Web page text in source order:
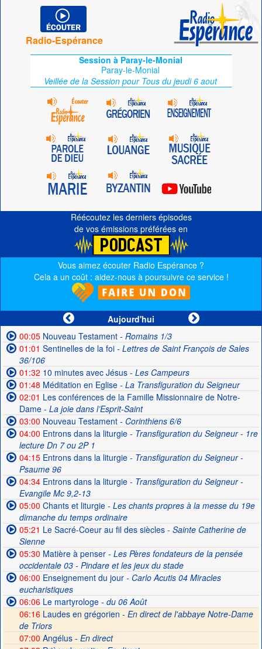
Radio-Espérance
Session à Paray-le-Monial
Paray-le-Monial
Veillée de la Session pour Tous du jeudi 6 aout
Réécoutez les derniers épisodes
de vos émissions préférées en
Vous aimez écouter Radio Espérance ?
Cela a un coût : aidez-nous à poursuivre ce service !
Aujourd'hui
00:05Nouveau Testament- Romains 1/3
01:01 Sentinelles de la foi- Lettres de Saint François de Sales
36/106
01:32 10 minutes avec Jésus- Les Campeurs
01:48 Méditation en Eglise- La Transfiguration du Seigneur
02:01 Les conférences de la Famille Missionnaire de Notre-
Dame- La joie dans l’Esprit-Saint
03:00 Nouveau Testament- Corinthiens 6/6
04:00 Entrons dans la liturgie- Transfiguration du Seigneur - 1re
lecture Dn 7 ou 2P 1
04:15Entrons dans la liturgie- Transfiguration du Seigneur -
Psaume 96
04:34Entrons dans la liturgie- Transfiguration du Seigneur -
Evangile Mc 9,2-13
05:00 Chants et liturgie- Les chants propres à la messe du 19e
dimanche du temps ordinaire
05:21 Le Sacré-Coeur au fil des siècles- Sainte Catherine de
Sienne
05:30 Matière à penser- Les Pères fondateurs de la pensée
occidentale 03 - Pindare et les jeux du stade
06:00 Enseignement du jour- Carlo Acutis 04 Miracles
eucharistiques
06:06Le martyrologe- du 06 Août
06:16 Laudes en grégorien - En direct de l'abbaye Notre-Dame
de Triors
07:00 Angélus - En direct